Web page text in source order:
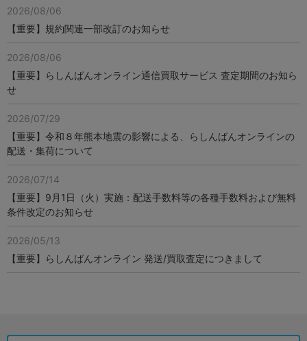
2026/08/06
【重要】規約関連一部改訂のお知らせ
2026/08/06
【重要】らしんばんオンライン通信買取サービス 査定期間のお知ら
せ
2026/07/29
【重要】令和８年熊本地震の影響による、らしんばんオンラインの
配送・集荷について
2026/07/14
【重要】9月1日（火）実施：配送手数料等の各種手数料および無料
条件改定のお知らせ
2026/05/13
【重要】らしんばんオンライン 発送/買取査定につきまして